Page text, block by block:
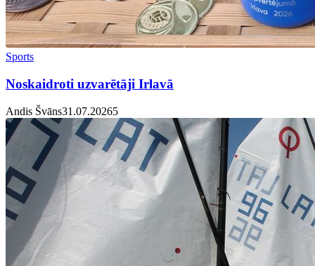
Sports
Noskaidroti uzvarētāji Irlavā
Andis Švāns31.07.20265